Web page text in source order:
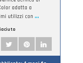
adatta a
utilizzi con ...